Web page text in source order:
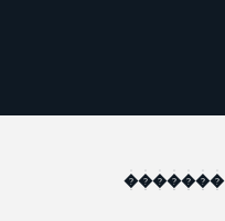
�������